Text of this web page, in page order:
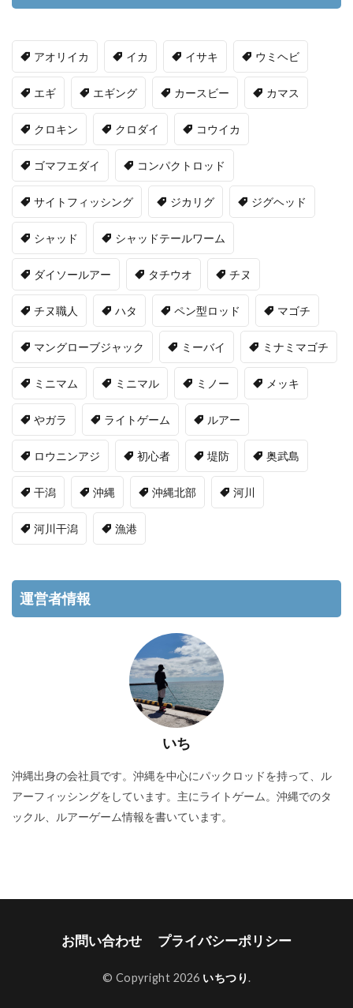
アオリイカ イカ イサキ ウミヘビ
エギ エギング カースビー カマス
クロキン クロダイ コウイカ
ゴマフエダイ コンパクトロッド
サイトフィッシング ジカリグ ジグヘッド
シャッド シャッドテールワーム
ダイソールアー タチウオ チヌ
チヌ職人 ハタ ペン型ロッド マゴチ
マングローブジャック ミーバイ ミナミマゴチ
ミニマム ミニマル ミノー メッキ
やガラ ライトゲーム ルアー
ロウニンアジ 初心者 堤防 奥武島
干潟 沖縄 沖縄北部 河川
河川干潟 漁港
運営者情報
いち
沖縄出身の会社員です。沖縄を中心にパックロッドを持って、ル
アーフィッシングをしています。主にライトゲーム。沖縄でのタ
ックル、ルアーゲーム情報を書いています。
お問い合わせ プライバシーポリシー
© Copyright 2026 いちつり.